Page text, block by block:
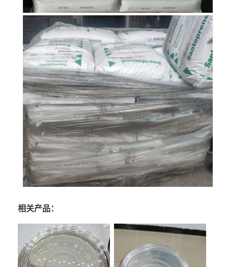
相关产品：